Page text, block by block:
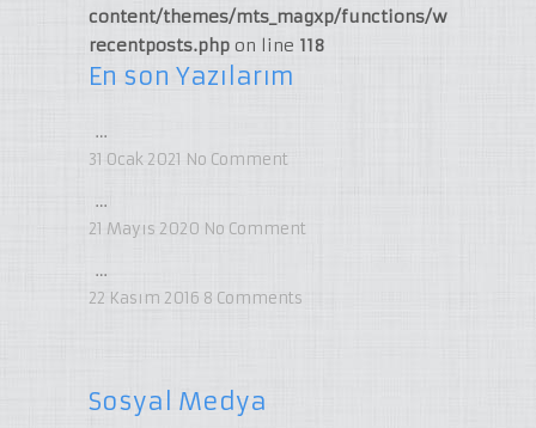
content/themes/mts_magxp/functions/widget-
recentposts.phpon line 118
En son Yazılarım
…
31 Ocak 2021 No Comment
…
21 Mayıs 2020 No Comment
…
22 Kasım 2016 8 Comments
Sosyal Medya